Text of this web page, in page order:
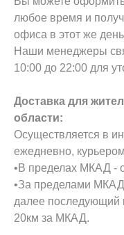
любое время и
офиса в этот же
Наши менеджеры
10:00 до 22:00 для
Доставка для
области:
Осуществляется в
ежедневно,
•В пределах МКАД -
•За пределами МКАД
далее последующий
20км за МКАД.